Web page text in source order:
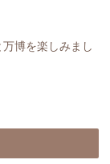
博を楽しみまし